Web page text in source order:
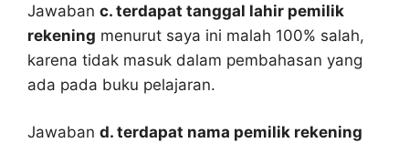
Jawaban c. terdapat tanggal lahir pemilik
rekening menurut saya ini malah 100% salah,
karena tidak masuk dalam pembahasan yang
ada pada buku pelajaran.
Jawaban d. terdapat nama pemilik rekening